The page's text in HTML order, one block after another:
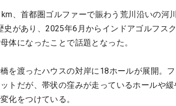
、首都圏ゴルファーで賑わう荒川沿いの河
があり、2025年6月からインドアゴルフス
体になったことで話題となった。
を渡ったハウスの対岸に18ホールが展開。
トだが、帯状の窪みが走っているホールや
化をつけている。